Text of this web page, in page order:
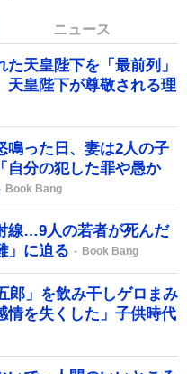
ニュース
天皇陛下を「最前列」
皇陛下が尊敬される理
鳴った日、妻は2人の子
分の犯した罪や愚か
Book Bang
線…9人の若者が死んだ
」に迫る
Book Bang
郎」を飲み干しゲロまみ
を失くした」子供時代